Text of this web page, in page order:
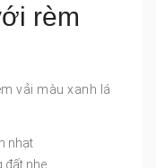
rèm
vải màu xanh lá
nhạt
đất nhẹ